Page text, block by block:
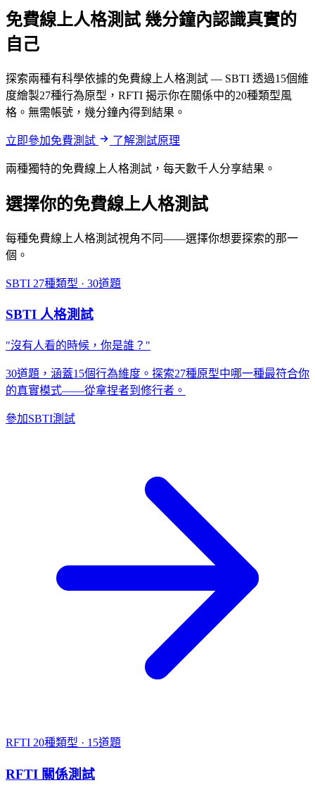
免費線上人格測試 幾分鐘內認識真實的
自己
探索兩種有科學依據的免費線上人格測試 — SBTI 透過15個維
度繪製27種行為原型，RFTI 揭示你在關係中的20種類型風
格。無需帳號，幾分鐘內得到結果。
立即參加免費測試 了解測試原理
兩種獨特的免費線上人格測試，每天數千人分享結果。
選擇你的免費線上人格測試
每種免費線上人格測試視角不同——選擇你想要探索的那一
個。
SBTI 27種類型 · 30道題
SBTI 人格測試
"沒有人看的時候，你是誰？"
30道題，涵蓋15個行為維度。探索27種原型中哪一種最符合你
的真實模式——從拿捏者到修行者。
參加SBTI測試
RFTI 20種類型 · 15道題
RFTI 關係測試